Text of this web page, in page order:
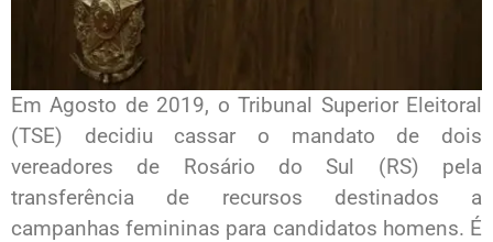
Em Agosto de 2019, o Tribunal Superior Eleitoral
(TSE) decidiu cassar o mandato de dois
vereadores de Rosário do Sul (RS) pela
transferência de recursos destinados a
campanhas femininas para candidatos homens. É